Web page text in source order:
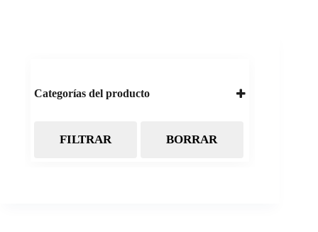
Categorías del producto
Almacenamiento
FILTRAR BORRAR